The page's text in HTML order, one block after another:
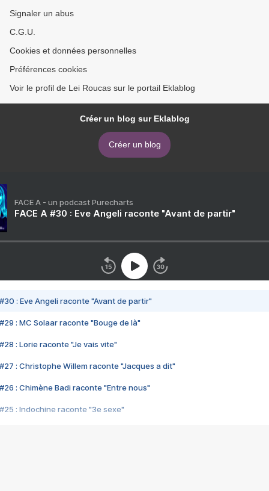
Signaler un abus
C.G.U.
Cookies et données personnelles
Préférences cookies
Voir le profil de Lei Roucas sur le portail Eklablog
Créer un blog sur Eklablog
Créer un blog
FACE A - un podcast Purecharts
FACE A #30 : Eve Angeli raconte "Avant de partir"
#30 : Eve Angeli raconte "Avant de partir"
#29 : MC Solaar raconte "Bouge de là"
#28 : Lorie raconte "Je vais vite"
#27 : Christophe Willem raconte "Jacques a dit"
#26 : Chimène Badi raconte "Entre nous"
#25 : Indochine raconte "3e sexe"